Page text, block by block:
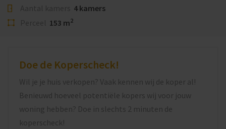
4 kamers
153 m2
Doe de Koperscheck!
Wil je je huis verkopen? Vaak kennen wij de koper al!
Benieuwd hoeveel potentiële kopers wij voor jouw
woning hebben? Doe in slechts 2 minuten de
koperscheck!